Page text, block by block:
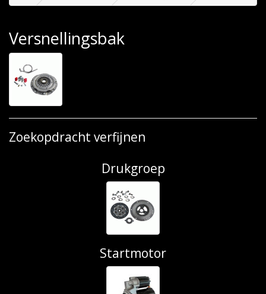
Versnellingsbak
Zoekopdracht verfijnen
Drukgroep
Startmotor